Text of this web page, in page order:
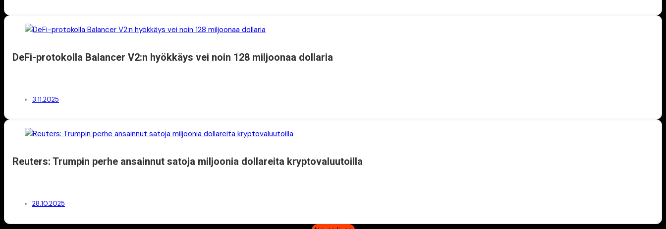
DeFi-protokolla Balancer V2:n hyökkäys vei noin 128 miljoonaa dollaria
3.11.2025
Reuters: Trumpin perhe ansainnut satoja miljoonia dollareita kryptovaluutoilla
28.10.2025